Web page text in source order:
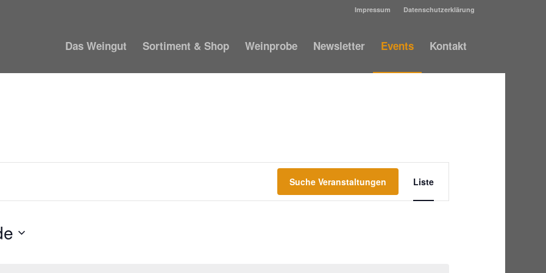
Impressum Datenschutzerklärung
Das Weingut Sortiment & Shop Weinprobe Newsletter Events Kontakt
Suche Veranstaltungen
Veranstaltung
Ansichten-
Navigation
Liste